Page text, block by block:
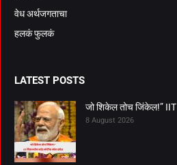
वेध अर्थजगताचा
हलकं फुलकं
LATEST POSTS
जो शिकेल तोच जिंकेल!” IIT
8 August 2026